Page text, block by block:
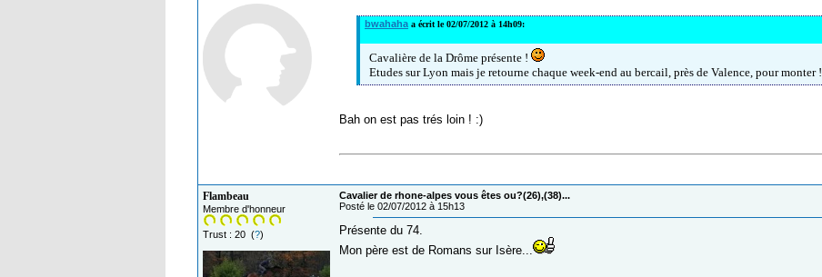
bwahaha a écrit le 02/07/2012 à 14h09:
Cavalière de la Drôme présente !
Etudes sur Lyon mais je retourne chaque week-end au bercail, près de Valence, pour monter !
Bah on est pas trés loin ! :)
Flambeau
Membre d'honneur
Trust : 20 (?)
Cavalier de rhone-alpes vous êtes ou?(26),(38)...
Posté le 02/07/2012 à 15h13
Présente du 74.
Mon père est de Romans sur Isère...